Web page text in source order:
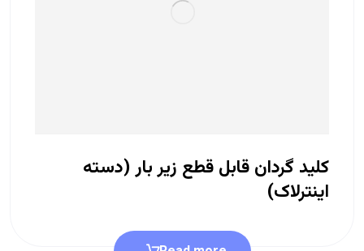
کلید گردان قابل قطع زیر بار (دسته
اینترلاک)